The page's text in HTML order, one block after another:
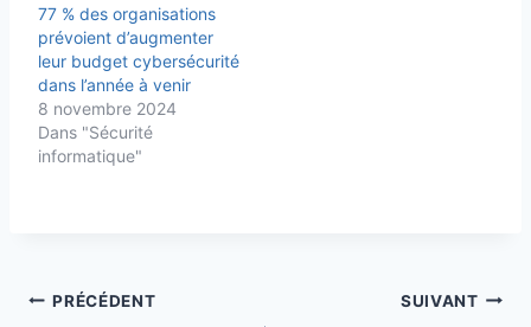
77 % des organisations
prévoient d’augmenter
leur budget cybersécurité
dans l’année à venir
8 novembre 2024
Dans "Sécurité
informatique"
Navigation
PRÉCÉDENT SUIVANT